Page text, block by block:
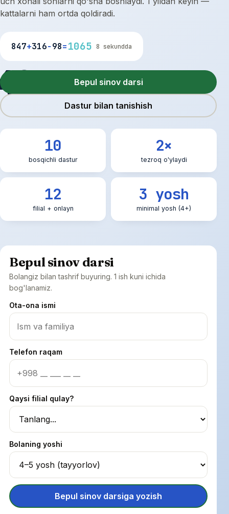
kattalarni ham ortda qoldiradi.
847+316−98=1065 8 sekundda
Bepul sinov darsi
Dastur bilan tanishish
10
bosqichli dastur
2×
tezroq o'ylaydi
12
filial + onlayn
3 yosh
minimal yosh (4+)
Bepul sinov darsi
Bolangiz bilan tashrif buyuring. 1 ish kuni ichida
bog'lanamiz.
Ota-ona ismi
Telefon raqam
Qaysi filial qulay?
Bolaning yoshi
Bepul sinov darsiga yozish